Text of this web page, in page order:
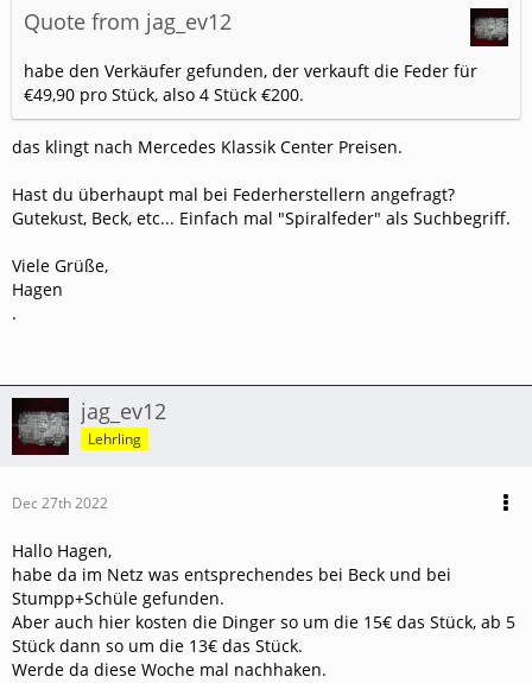
Quote from jag_ev12
habe den Verkäufer gefunden, der verkauft die Feder für
€49,90 pro Stück, also 4 Stück €200.
das klingt nach Mercedes Klassik Center Preisen.
Hast du überhaupt mal bei Federherstellern angefragt?
Gutekust, Beck, etc... Einfach mal "Spiralfeder" als Suchbegriff.
Viele Grüße,
Hagen
.
jag_ev12
Lehrling
Dec 27th 2022
Hallo Hagen,
habe da im Netz was entsprechendes bei Beck und bei
Stumpp+Schüle gefunden.
Aber auch hier kosten die Dinger so um die 15€ das Stück, ab 5
Stück dann so um die 13€ das Stück.
Werde da diese Woche mal nachhaken.